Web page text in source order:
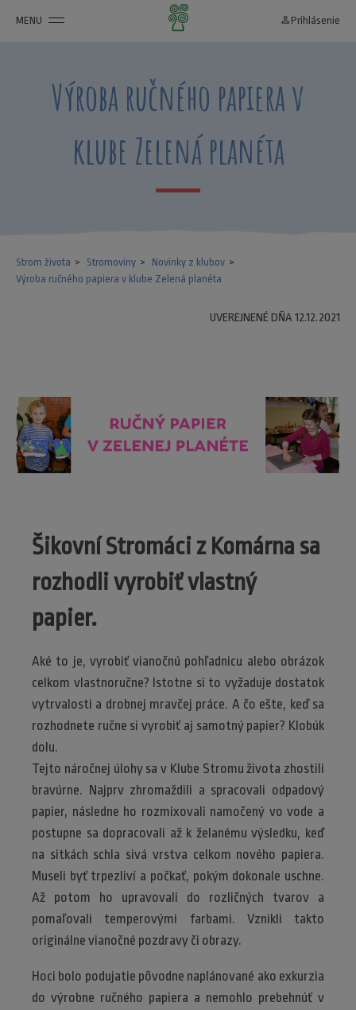
MENU person_outline Prihlásenie
Výroba ručného papiera v
klube Zelená planéta
Strom života Stromoviny
Novinky z klubov
Výroba ručného papiera v klube Zelená planéta
UVEREJNENÉ DŇA 12.12.2021
Šikovní Stromáci z Komárna sa
rozhodli vyrobiť vlastný
papier.
Aké to je, vyrobiť vianočnú pohľadnicu alebo obrázok
celkom vlastnoručne? Istotne si to vyžaduje dostatok
vytrvalosti a drobnej mravčej práce. A čo ešte, keď sa
rozhodnete ručne si vyrobiť aj samotný papier? Klobúk
dolu.
Tejto náročnej úlohy sa v Klube Stromu života zhostili
bravúrne. Najprv zhromaždili a spracovali odpadový
papier, následne ho rozmixovali namočený vo vode a
postupne sa dopracovali až k želanému výsledku, keď
na sitkách schla sivá vrstva celkom nového papiera.
Museli byť trpezliví a počkať, pokým dokonale uschne.
Až potom ho upravovali do rozličných tvarov a
pomaľovali temperovými farbami. Vznikli takto
originálne vianočné pozdravy či obrazy.
Hoci bolo podujatie pôvodne naplánované ako exkurzia
do výrobne ručného papiera a nemohlo prebehnúť v